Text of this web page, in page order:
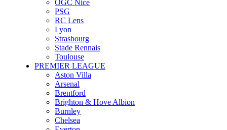
OGC Nice
PSG
RC Lens
Lyon
Strasbourg
Stade Rennais
Toulouse
PREMIER LEAGUE
Aston Villa
Arsenal
Brentford
Brighton & Hove Albion
Burnley
Chelsea